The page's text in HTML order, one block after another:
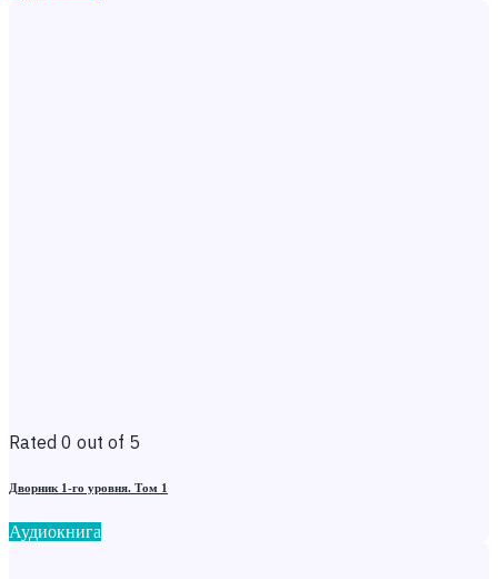
Rated 0 out of 5
Дворник 1-го уровня. Том 1
Аудиокнига